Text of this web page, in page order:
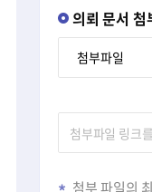
의뢰 문서 첨
첨부파일
첨부 파일의